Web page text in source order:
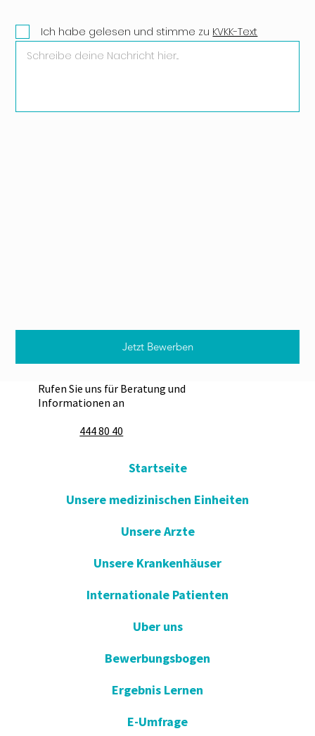
Jetzt Bewerben
Ich habe gelesen und stimme zu KVKK-Text
Rufen Sie uns für Beratung und
Informationen an
444 80 40
Startseite
Unsere medizinischen Einheiten
Unsere Arzte
Unsere Krankenhäuser
Internationale Patienten
Uber uns
Bewerbungsbogen
Ergebnis Lernen
E-Umfrage